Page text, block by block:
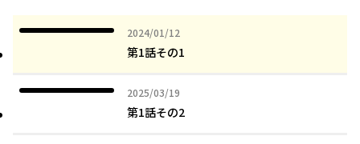
2024/01/12
2024年01月12日
第1話その1
2025/03/19
2025年03月19日
第1話その2